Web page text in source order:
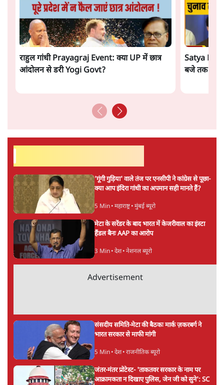
राहुल गांधी Prayagraj Event: क्या UP में छात्र
आंदोलन से डरी Yogi Govt?
Satya
बजे तक की
'गूंगी गुड़िया' वाले तंज पर एनसीपी ने कांग्रेस से पूछा-
क्या आप इंदिरा गांधी का अपमान सही मानते हैं?
5 Min• महाराष्ट्र• मुंबई ब्यूरो
मेटा के सरेंडर के बाद भारत में केजरीवाल का इंस्टा
हैंडल बैनः AAP का आरोप
3 Min• देश• नेशनल ब्यूरो
Advertisement
संसदीय समिति-मेटा की बैठकः मार्क ज़करबर्ग ने
भारत सरकार से माफी मांगी
5 Min• देश• राजनीतिक ब्यूरो
जंतर-मंतर प्रोटेस्ट- 'ताकतवर सरकार के नाम पर
आक्रामकता न दिखाए पुलिस, जेन जी को सुने': SC